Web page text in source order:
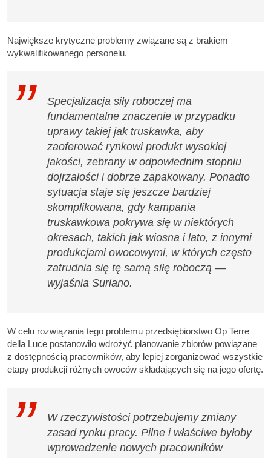
Największe krytyczne problemy związane są z brakiem
wykwalifikowanego personelu.
Specjalizacja siły roboczej ma
fundamentalne znaczenie w przypadku
uprawy takiej jak truskawka, aby
zaoferować rynkowi produkt wysokiej
jakości, zebrany w odpowiednim stopniu
dojrzałości i dobrze zapakowany. Ponadto
sytuacja staje się jeszcze bardziej
skomplikowana, gdy kampania
truskawkowa pokrywa się w niektórych
okresach, takich jak wiosna i lato, z innymi
produkcjami owocowymi, w których często
zatrudnia się tę samą siłę roboczą —
wyjaśnia Suriano.
W celu rozwiązania tego problemu przedsiębiorstwo Op Terre
della Luce postanowiło wdrożyć planowanie zbiorów powiązane
z dostępnością pracowników, aby lepiej zorganizować wszystkie
etapy produkcji różnych owoców składających się na jego ofertę.
W rzeczywistości potrzebujemy zmiany
zasad rynku pracy. Pilne i właściwe byłoby
wprowadzenie nowych pracowników